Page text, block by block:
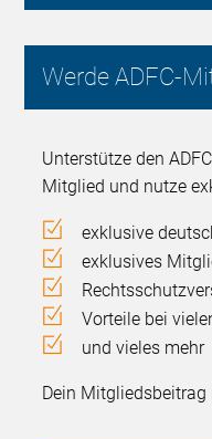
Werde ADFC-
Unterstütze den
Mitglied und nutze
exklusive
exklusives
Vorteile bei
und vieles mehr
Dein Mitgliedsbeitrag